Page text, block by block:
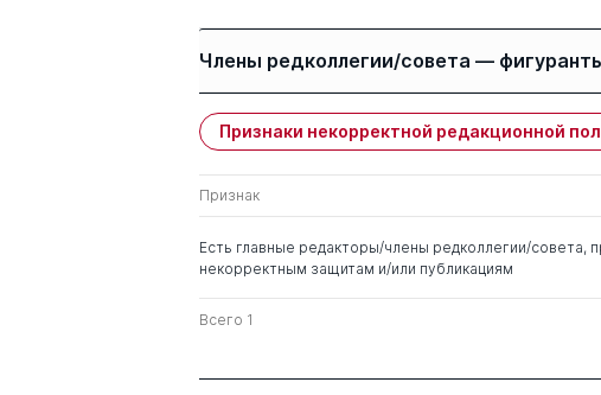
Члены редколлегии/совета —
Имя Степень
Лагусев Юрий Михайлович
Признаки некорректной редакционной
Признак
Есть главные редакторы/члены редколлегии/совета,
некорректным защитам и/или публикациям
Всего 1